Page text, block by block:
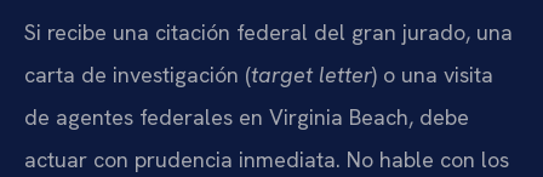
Si recibe una citación federal del gran jurado, una
carta de investigación (target letter) o una visita
de agentes federales en Virginia Beach, debe
actuar con prudencia inmediata. No hable con los